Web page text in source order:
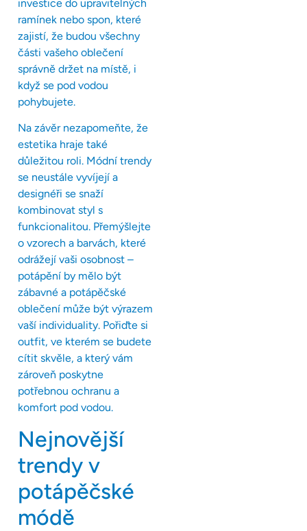
investice do upravitelných
ramínek nebo spon, které
zajistí, že budou všechny
části vašeho oblečení
správně držet na místě, i
když se pod vodou
pohybujete.
Na závěr nezapomeňte, že
estetika hraje také
důležitou roli. Módní trendy
se neustále vyvíjejí a
designéři se snaží
kombinovat styl s
funkcionalitou. Přemýšlejte
o vzorech a barvách, které
odrážejí vaši osobnost –
potápění by mělo být
zábavné a potápěčské
oblečení může být výrazem
vaší individuality. Pořiďte si
outfit, ve kterém se budete
cítit skvěle, a který vám
zároveň poskytne
potřebnou ochranu a
komfort pod vodou.
Nejnovější
trendy v
potápěčské
módě